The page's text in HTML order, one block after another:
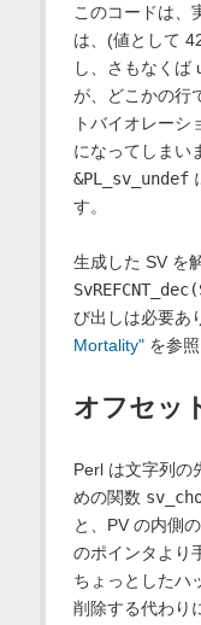
このコードは、
は、(値として
し、さもなくば
が、どこかの行
トバイオレー
になってしまい
&PL_sv_undef
す。
生成した SV を
び出しは必要あ
Mortality"を参照
オフセッ
Perl は文字列の
めの関数
と、PV の内側
のポインタより
ちょっとしたハ
削除する代わり